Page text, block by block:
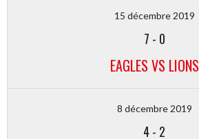
15 décembre 2019
7 - 0
EAGLES VS LIONS
8 décembre 2019
4- 2